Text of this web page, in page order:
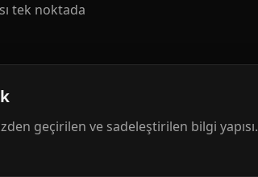
tek noktada
geçirilen ve sadeleştirilen bilgi yapısı.